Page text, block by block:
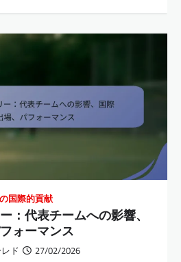
国際的貢献
：代表チームへの影響、
ォーマンス
ド 27/02/2026